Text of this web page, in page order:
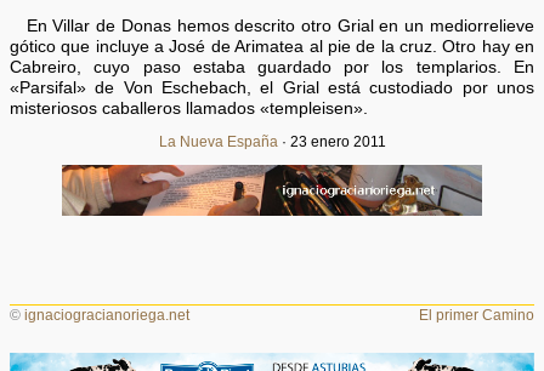
En Villar de Donas hemos descrito otro Grial en un mediorrelieve
gótico que incluye a José de Arimatea al pie de la cruz. Otro hay en
Cabreiro, cuyo paso estaba guardado por los templarios. En
«Parsifal» de Von Eschebach, el Grial está custodiado por unos
misteriosos caballeros llamados «templeisen».
La Nueva España · 23 enero 2011
©ignaciogracianoriega.net El primer Camino